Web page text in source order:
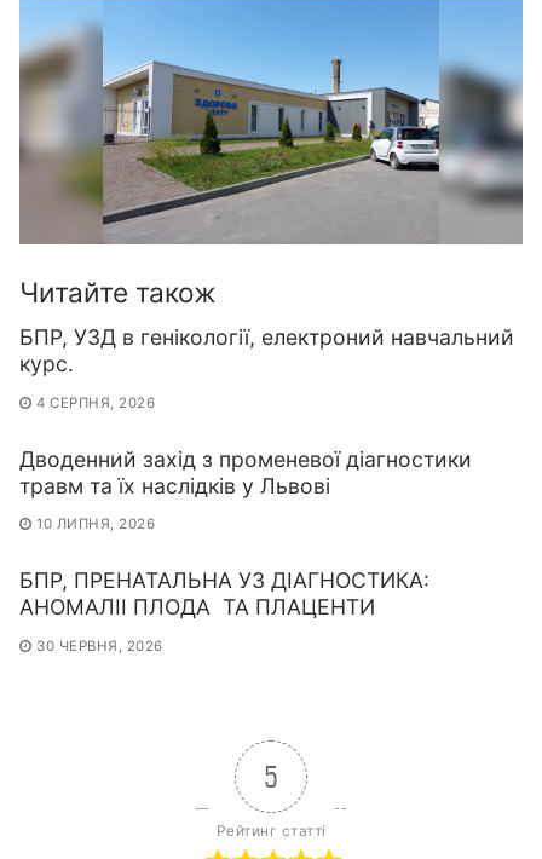
Читайте також
БПР, УЗД в генікології, електроний навчальний
курс.
4 СЕРПНЯ, 2026
Дводенний захід з променевої діагностики
травм та їх наслідків у Львові
10 ЛИПНЯ, 2026
БПР, ПРЕНАТАЛЬНА УЗ ДІАГНОСТИКА:
АНОМАЛІІ ПЛОДА ТА ПЛАЦЕНТИ
30 ЧЕРВНЯ, 2026
5
Рейтинг статті